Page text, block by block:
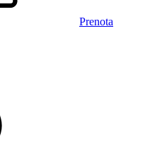
Prenota